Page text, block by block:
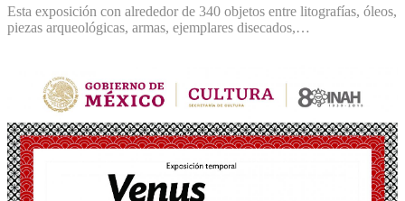
Esta exposición con alrededor de 340 objetos entre litografías, óleos,
piezas arqueológicas, armas, ejemplares disecados,…